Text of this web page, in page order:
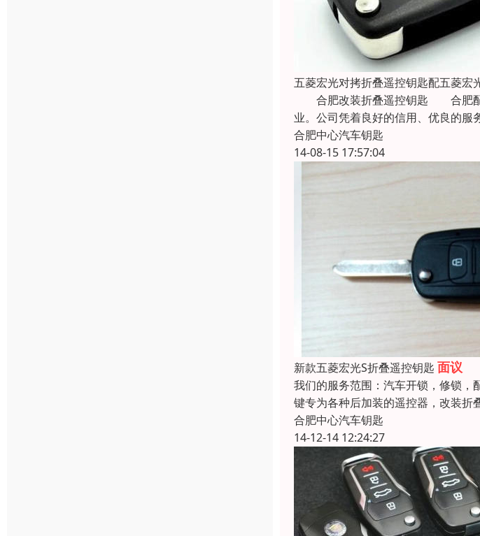
五菱宏光对拷折叠遥控钥匙配五菱宏
合肥改装折叠遥控钥匙 合肥配汽
业。公司凭着良好的信用、优良的
合肥中心汽车钥匙
14-08-15 17:57:04
新款五菱宏光S折叠遥控钥匙 面议
我们的服务范围：汽车开锁，修锁，
键专为各种后加装的遥控器，改装折
合肥中心汽车钥匙
14-12-14 12:24:27